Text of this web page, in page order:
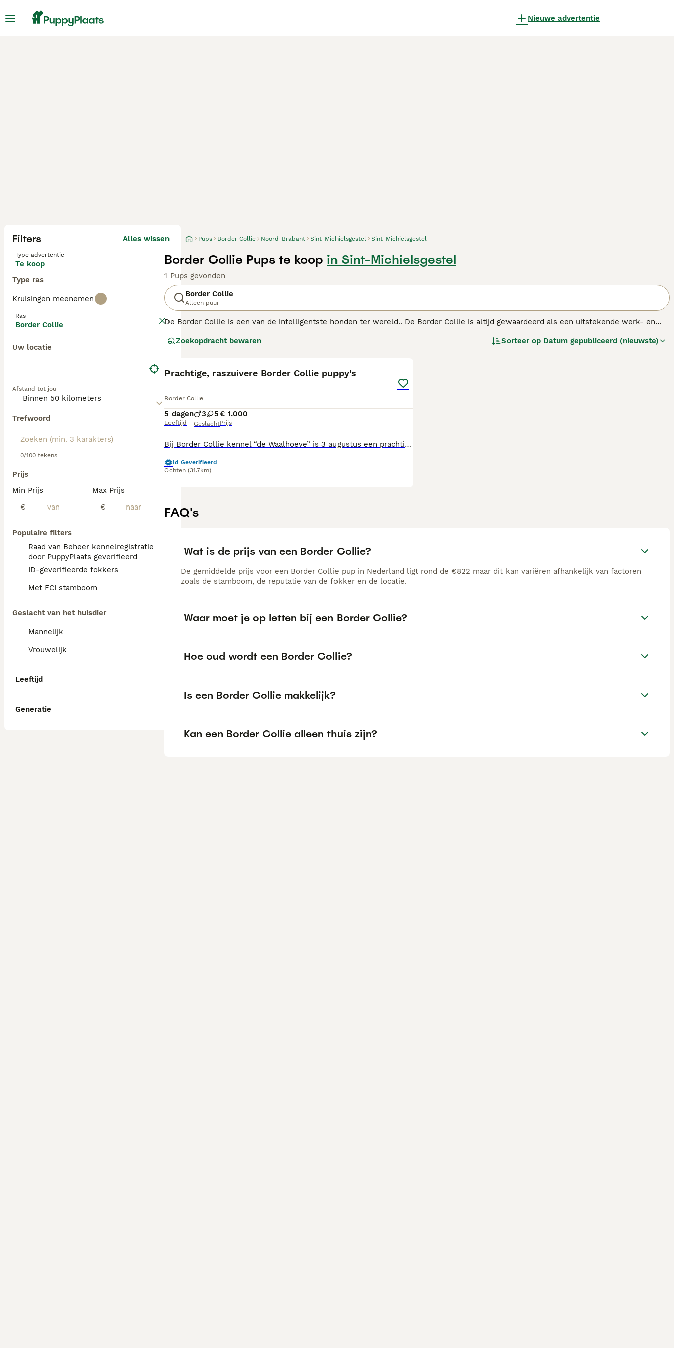
Nieuwe advertentie
Filters Alles wissen
Type advertentie
Te koop
Type ras
Kruisingen meenemen
Ras
Border Collie
Uw locatie
Afstand tot jou
Trefwoord
0/100 tekens
Prijs
Min Prijs
€
Max Prijs
€
Populaire filters
Raad van Beheer kennelregistratie
door PuppyPlaats geverifieerd
ID-geverifieerde fokkers
Met FCI stamboom
Geslacht van het huisdier
Mannelijk
Vrouwelijk
Leeftijd
Generatie
Pups Border Collie Noord-Brabant Sint-Michielsgestel Sint-Michielsgestel
Border Collie Pups te koop in Sint-Michielsgestel
1 Pups gevonden
Border Collie
Alleen puur
De Border Collie is een van de intelligentste honden ter wereld.. De Border Collie is altijd gewaardeerd als een uitstekende werk- en
de meest veelzijdige rassen ter wereld.
Zoekopdracht bewaren Sorteer op Datum gepubliceerd (nieuwste)
Prachtige, raszuivere Border Collie puppy's
Border Collie
5 dagen
Leeftijd
3 5
Geslacht
€ 1.000
Prijs
Bij Border Collie kennel “de Waalhoeve” is 3 augustus een prachtig nestje raszuivere Border Collie pups geboren. Ze worden met liefde en aandacht verzorgd en mogen op de leeftijd van 8 weken naar hun nieuwe baasje. Ze zijn dan regelmatig ontwormd, volledig door de dierenarts nagekeken op gezondheid, ingeënt, gechipt, geregistreerd en krijgen een Europees paspoort mee, ook een puppypakketje. Puppy’s worden goed gesocialiseerd, worden geknuffeld door kleine kinderen en komen in aanraking met andere huisdieren, zoals kippen en schapen. Het liefste wat onze Borders doen is hun baasje helpen bij de verzorging van zijn schapen, maar zijn ook in huis gezellige gezinshonden. Het leven en de gezondheid kunnen wij niet geven, maar dankbaar uit de hand van onze Schepper ontvangen; wel geven wij een jaar schriftelijke garantie op onze pups. Foto 3 en 5 is de moeder (haar vader, grootmoeder grootvader i.b.v.stamboom), Foto 4 is de vader (i.b.v. stamboom) U kunt ons bellen tussen 9.00 - 21.00 uur, liever niet op zondag (ook geen bezoek). Tel. 06-83 38 06 91 of email: adam@kliksafe.nl
Id Geverifieerd
Ochten (31.7km)
FAQ's
Wat is de prijs van een Border Collie?
De gemiddelde prijs voor een Border Collie pup in Nederland ligt rond de €822 maar dit kan variëren afhankelijk van factoren
zoals de stamboom, de reputatie van de fokker en de locatie.
Waar moet je op letten bij een Border Collie?
Hoe oud wordt een Border Collie?
Is een Border Collie makkelijk?
Kan een Border Collie alleen thuis zijn?